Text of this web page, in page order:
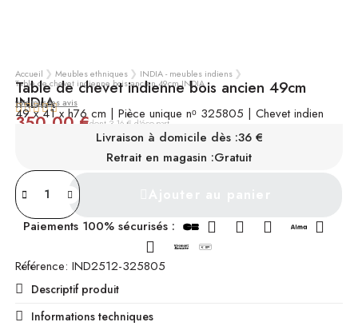
Accueil Meubles ethniques INDIA - meubles indiens
Table de chevet indienne bois ancien 49cm INDIA
Table de chevet indienne bois ancien 49cm
INDIA

voir tous les avis
49 x 41 x h76 cm | Pièce unique nᵒ 325805 | Chevet indien
350,00 €dont 3,16 € d'éco-partTTC
INDISPONIBLE
Livraison à domicile dès :36 €
Retrait en magasin :Gratuit
Paiements 100% sécurisés :
Référence IND2512-325805
Descriptif produit
Informations techniques